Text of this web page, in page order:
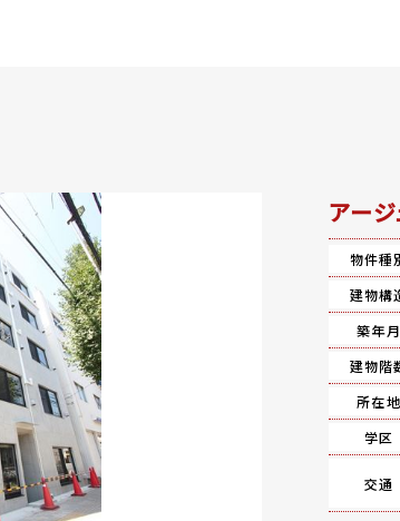
アー
物件種
建物構
築年月
建物階
所在地
学区
交通